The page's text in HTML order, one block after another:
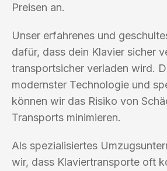
Preisen an.
Unser erfahrenes und
dafür, dass dein Klavier sicher
transportsicher verladen wird.
modernster Technologie und
können wir das Risiko von
Transports minimieren.
Als spezialisiertes
wir, dass Klaviertransporte oft